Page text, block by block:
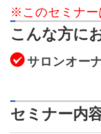
※このセミナー
こんな方に
サロンオー
セミナー内